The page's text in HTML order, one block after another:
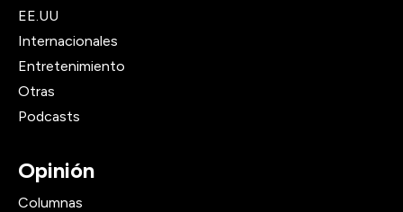
EE.UU
Internacionales
Entretenimiento
Otras
Podcasts
Opinión
Columnas